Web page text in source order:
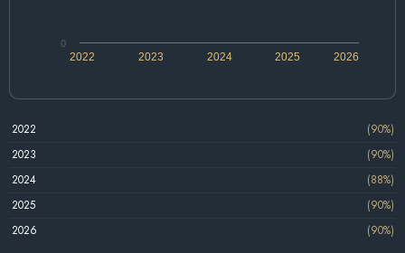
2022 2024 2026
2023 2025
0
2022
(90%)
2023
(90%)
2024
(88%)
2025
(90%)
2026
(90%)